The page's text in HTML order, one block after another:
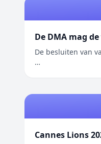
De DMA mag
De besluiten van
…
Cannes Lions